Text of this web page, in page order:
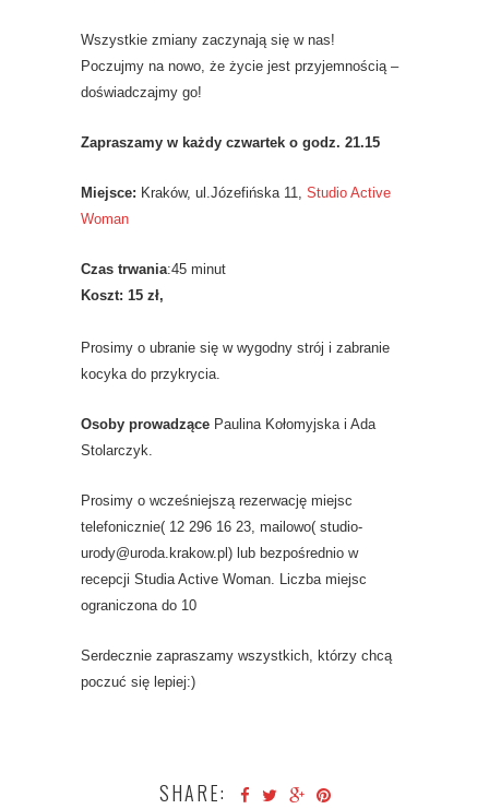
Wszystkie zmiany zaczynają się w nas!
Poczujmy na nowo, że życie jest przyjemnością –
doświadczajmy go!
Zapraszamy w każdy czwartek o godz. 21.15
Miejsce: Kraków, ul.Józefińska 11, Studio Active
Woman
Czas trwania:45 minut
Koszt: 15 zł,
Prosimy o ubranie się w wygodny strój i zabranie
kocyka do przykrycia.
Osoby prowadzące Paulina Kołomyjska i Ada
Stolarczyk.
Prosimy o wcześniejszą rezerwację miejsc
telefonicznie( 12 296 16 23, mailowo( studio-
urody@uroda.krakow.pl) lub bezpośrednio w
recepcji Studia Active Woman. Liczba miejsc
ograniczona do 10
Serdecznie zapraszamy wszystkich, którzy chcą
poczuć się lepiej:)
SHARE: